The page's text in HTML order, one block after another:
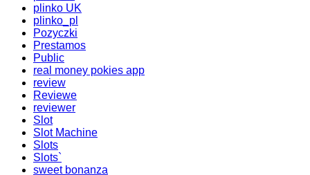
plinko UK
plinko_pl
Pozyczki
Prestamos
Public
real money pokies app
review
Reviewe
reviewer
Slot
Slot Machine
Slots
Slots`
sweet bonanza